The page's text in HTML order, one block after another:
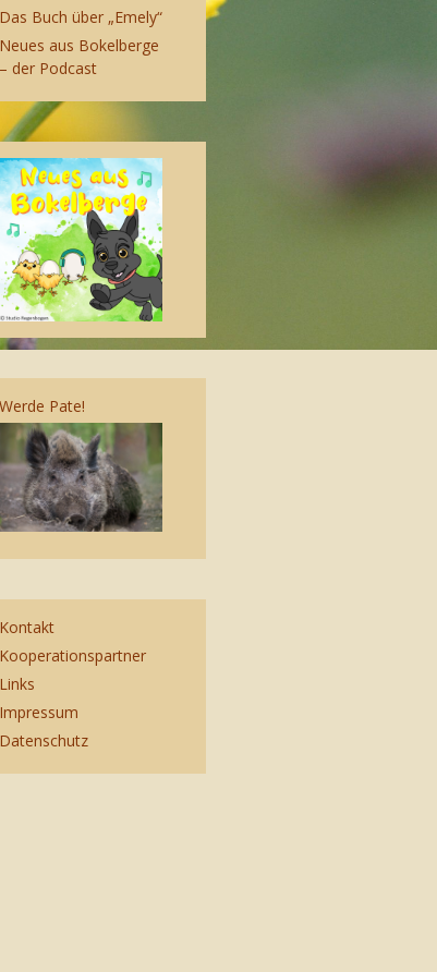
Das Buch über „Emely“
Neues aus Bokelberge
– der Podcast
Werde Pate!
Kontakt
Kooperationspartner
Links
Impressum
Datenschutz